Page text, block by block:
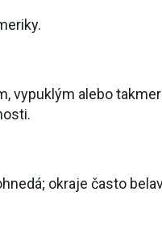
vypuklým alebo
okraje často